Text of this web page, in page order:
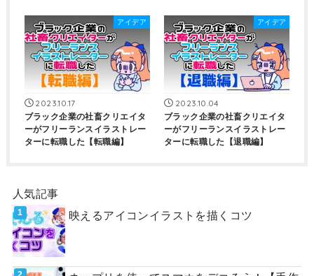
アイデア
2023.10.17
ブラック企業の社畜クリエイタ
ーがフリーランスイラストレー
ターに転職した【転職編】
アイデア
2023.10.04
ブラック企業の社畜クリエイタ
ーがフリーランスイラストレー
ターに転職した【退職編】
人気記事
映えるアイコンイラストを描くコツ